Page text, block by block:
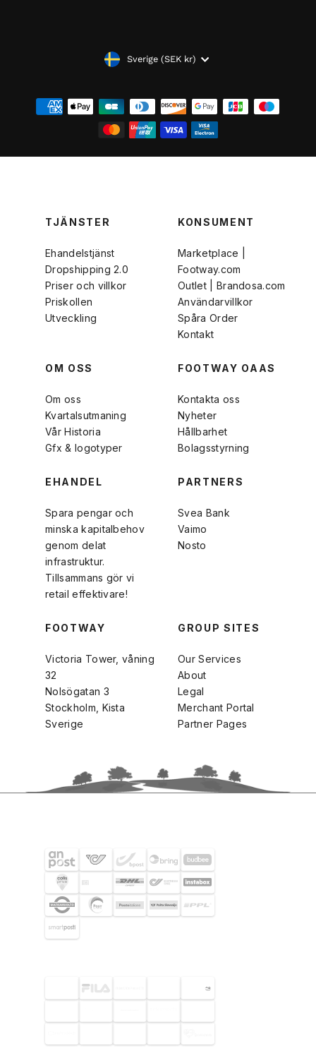
VALUTASverige (SEK kr)
TJÄNSTER
Ehandelstjänst
Dropshipping 2.0
Priser och villkor
Priskollen
Utveckling
KONSUMENT
Marketplace |
Footway.com
Outlet | Brandosa.com
Användarvillkor
Spåra Order
Kontakt
OM OSS
Om oss
Kvartalsutmaning
Vår Historia
Gfx & logotyper
FOOTWAY OAAS
Kontakta oss
Nyheter
Hållbarhet
Bolagsstyrning
EHANDEL
Spara pengar och
minska kapitalbehov
genom delat
infrastruktur.
Tillsammans gör vi
retail effektivare!
PARTNERS
Svea Bank
Vaimo
Nosto
FOOTWAY
Victoria Tower, våning
32
Nolsögatan 3
Stockholm, Kista
Sverige
GROUP SITES
Our Services
About
Legal
Merchant Portal
Partner Pages